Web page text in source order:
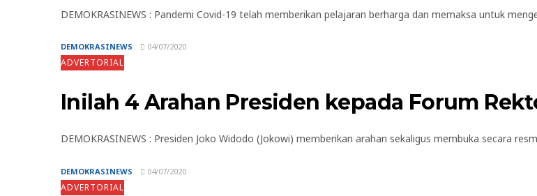
DEMOKRASINEWS : Pandemi Covid-19 telah memberikan pelajaran berharga dan memaksa untuk
DEMOKRASINEWS 04/07/2020
ADVERTORIAL
Inilah 4 Arahan Presiden kepada Forum
DEMOKRASINEWS : Presiden Joko Widodo (Jokowi) memberikan arahan sekaligus membuka secara
DEMOKRASINEWS 04/07/2020
ADVERTORIAL